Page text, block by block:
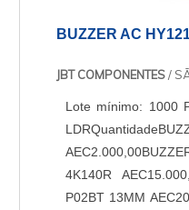
BUZZER AC
JBT COMPONENTES/
Lote mínimo: 1000
4K140R
P02BT 13MM